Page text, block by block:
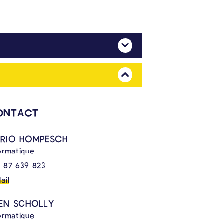
Mehr Anzeigen
Mehr Anzeigen
HOMPESCH
87 639 823
SCHOLLY